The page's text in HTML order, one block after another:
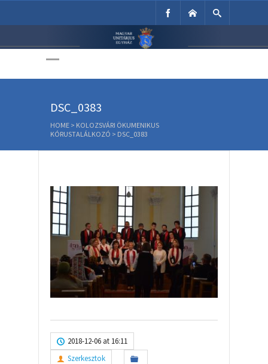
Unitárius Egyház
DSC_0383
HOME > KOLOZSVÁRI ÖKUMENIKUS
KÓRUSTALÁLKOZÓ > DSC_0383
2018-12-06 at 16:11
Szerkesztok